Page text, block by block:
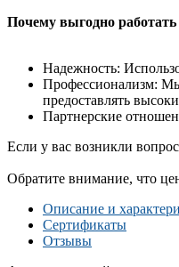
Почему выгодно
Надежность:
Профессионализм: Мы
предоставлять
Партнерские
Если у вас возникли
Обратите внимание, что
Описание и
Сертификаты
Отзывы